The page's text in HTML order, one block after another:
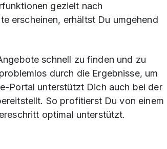
gezielt nach
erscheinen, erhältst Du umgehend
schnell zu finden und zu
durch die Ergebnisse, um
Portal unterstützt Dich auch bei der
So profitierst Du von einem
optimal unterstützt.